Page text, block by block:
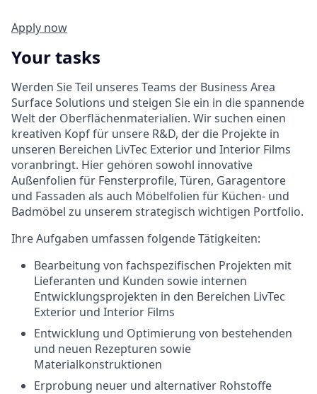
Apply now
Your tasks
Werden Sie Teil unseres Teams der Business Area
Surface Solutions und steigen Sie ein in die spannende
Welt der Oberflächenmaterialien. Wir suchen einen
kreativen Kopf für unsere R&D, der die Projekte in
unseren Bereichen LivTec Exterior und Interior Films
voranbringt. Hier gehören sowohl innovative
Außenfolien für Fensterprofile, Türen, Garagentore
und Fassaden als auch Möbelfolien für Küchen- und
Badmöbel zu unserem strategisch wichtigen Portfolio.
Ihre Aufgaben umfassen folgende Tätigkeiten:
Bearbeitung von fachspezifischen Projekten mit
Lieferanten und Kunden sowie internen
Entwicklungsprojekten in den Bereichen LivTec
Exterior und Interior Films
Entwicklung und Optimierung von bestehenden
und neuen Rezepturen sowie
Materialkonstruktionen
Erprobung neuer und alternativer Rohstoffe